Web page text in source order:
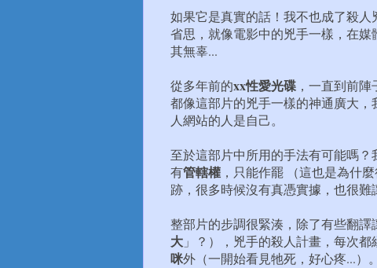
如果它是真實的話！我不也成了殺人
省思，就像電影中的兇手一樣，在
其無辜...
從多年前的xx性愛光碟 ，一直到前陣
都像這部片的兇手一樣的神通廣大
人網站的人是自己。
至於這部片中所用的手法有可能嗎
有管轄權 ，只能作罷 （這也是為什
跡，很多時候沒有真憑實據，也很難
整部片的步調很緊湊，除了有些翻
大 」？），兇手的殺人計畫，每次
咪外（一開始看見牠死，好心疼...）。